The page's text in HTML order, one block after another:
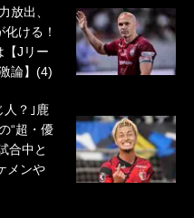
放出、
ける！
【Jリー
論】(4)
人？｣鹿
“超・優
合中と
メンや